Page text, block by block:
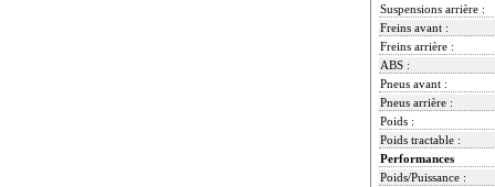
Suspensions arrière :
Freins avant :
Freins arrière :
ABS :
Pneus avant :
Pneus arrière :
Poids :
Poids tractable :
Performances
Poids/Puissance :